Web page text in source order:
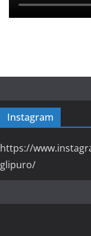
Instagram
https://
glipuro/